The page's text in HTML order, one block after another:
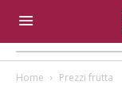
Home Prezzi frutta